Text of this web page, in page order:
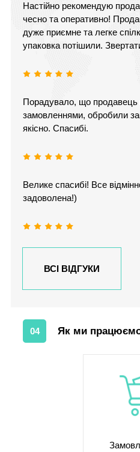
Настійно рекомендую
чесно та оперативно!
дуже приємне та легке
упаковка потішили.
Порадувало, що продавець
замовленнями, обробили
якісно. Спасибі.
Велике спасибі! Все
задоволена!)
ВСІ ВІДГУКИ
04 Як ми